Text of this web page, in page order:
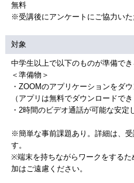
無料
※受講後にアンケートにご協力いた
対象
中学生以上で以下のものが準備で
＜準備物＞
・ZOOMのアプリケーションをダ
（アプリは無料でダウンロードでき
・2時間のビデオ通話が可能な安定
※簡単な事前課題あり。詳細は、
す。
※端末を持ちながらワークをする
加はご遠慮ください。